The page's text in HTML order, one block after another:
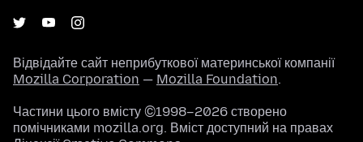
Відвідайте сайт неприбуткової материнської компанії
Mozilla Corporation — Mozilla Foundation.
Частини цього вмісту ©1998–2026 створено
помічниками mozilla.org. Вміст доступний на правах